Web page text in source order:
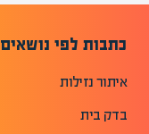
כתבות לפי נושאים
איתור נזילות
בדק בית